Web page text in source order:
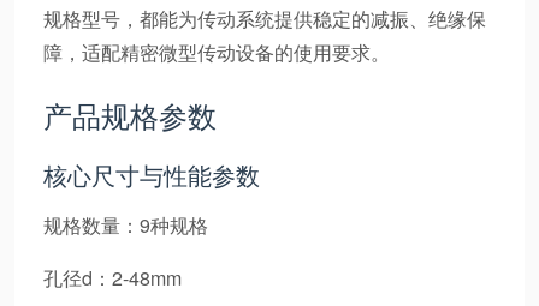
规格型号，都能为传动系统提供稳定的减振、绝缘保
障，适配精密微型传动设备的使用要求。
产品规格参数
核心尺寸与性能参数
规格数量：9种规格
孔径d：2-48mm